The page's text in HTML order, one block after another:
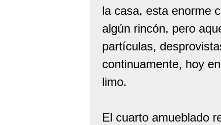
la casa, esta enorme
algún rincón, pero
partículas,
continuamente, hoy
limo.
El cuarto amueblado